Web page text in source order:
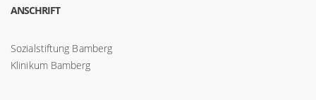
ANSCHRIFT
Sozialstiftung Bamberg
Klinikum Bamberg